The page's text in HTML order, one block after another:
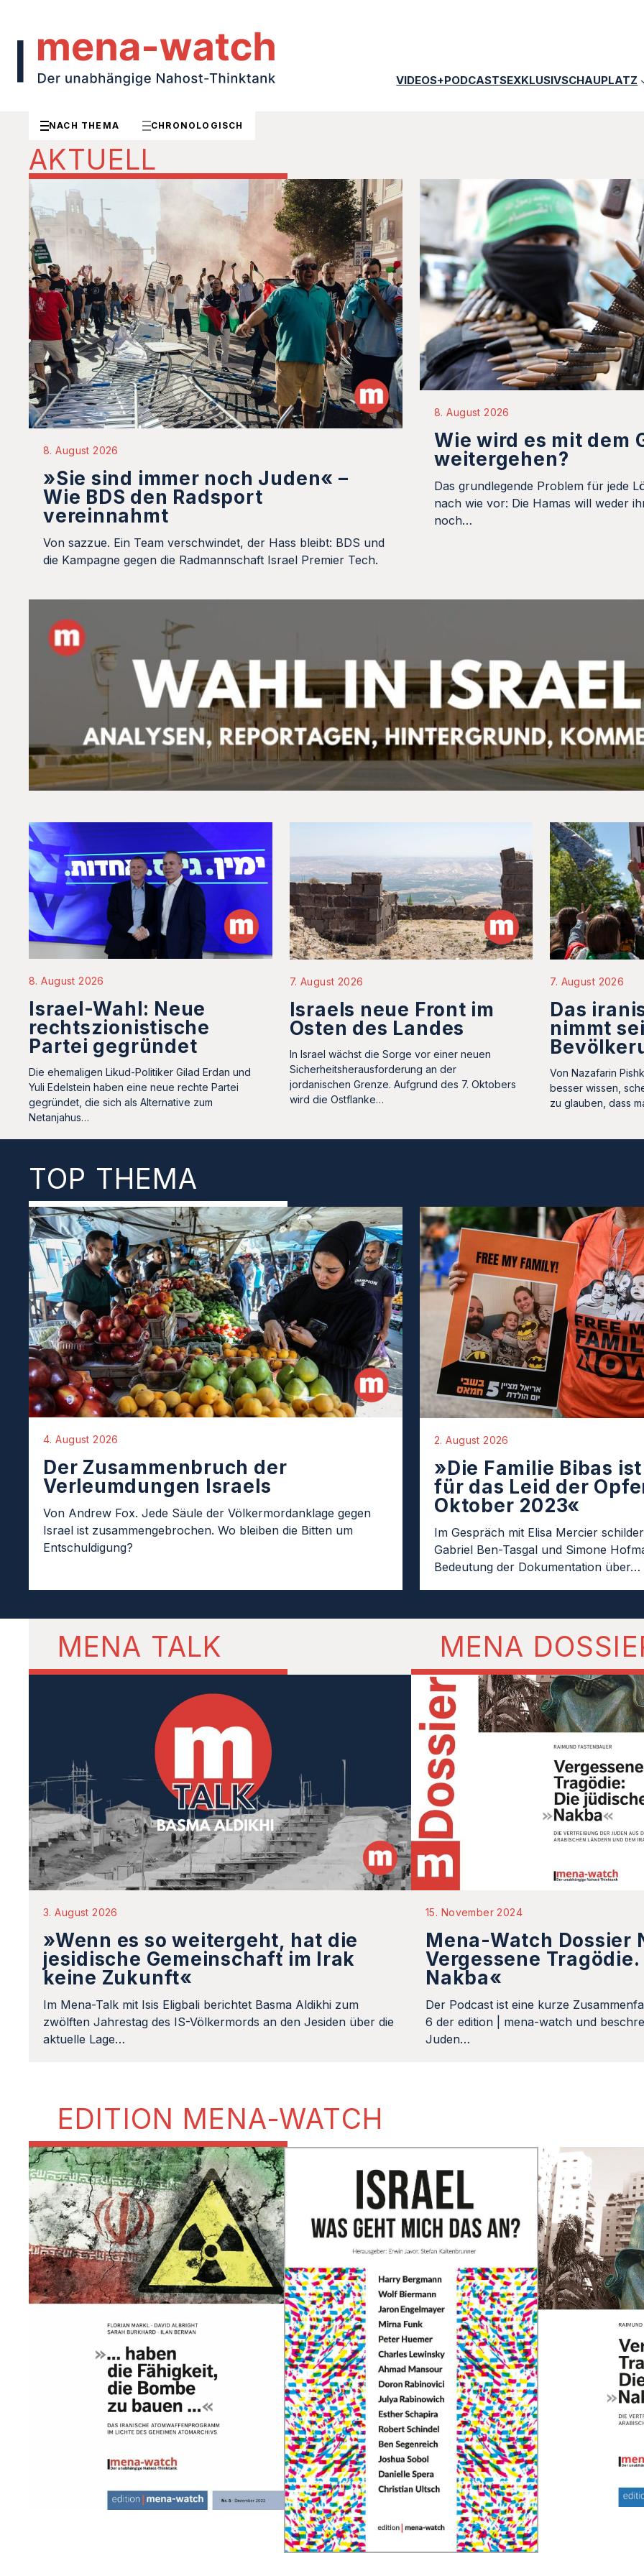
VIDEOS+PODCASTSEXKLUSIVSCHAUPLATZ
NACH THEMA CHRONOLOGISCH
AKTUELL
8. August 2026
»Sie sind immer noch Juden« –
Wie BDS den Radsport
vereinnahmt
Von sazzue. Ein Team verschwindet, der Hass bleibt: BDS und
die Kampagne gegen die Radmannschaft Israel Premier Tech.
8. August 2026
Wie wird es mit dem
weitergehen?
Das grundlegende Problem für jede
nach wie vor: Die Hamas will weder
noch…
8. August 2026
Israel-Wahl: Neue
rechtszionistische
Partei gegründet
Die ehemaligen Likud-Politiker Gilad Erdan und
Yuli Edelstein haben eine neue rechte Partei
gegründet, die sich als Alternative zum
Netanjahus…
7. August 2026
Israels neue Front im
Osten des Landes
In Israel wächst die Sorge vor einer neuen
Sicherheitsherausforderung an der
jordanischen Grenze. Aufgrund des 7. Oktobers
wird die Ostflanke…
7. August 2026
Das
nimmt
Von Nazafarin
besser wissen,
zu glauben, dass
TOP THEMA
4. August 2026
Der Zusammenbruch der
Verleumdungen Israels
Von Andrew Fox. Jede Säule der Völkermordanklage gegen
Israel ist zusammengebrochen. Wo bleiben die Bitten um
Entschuldigung?
2. August 2026
»Die Familie Bibas
für das Leid der
Oktober 2023«
Im Gespräch mit Elisa Mercier
Gabriel Ben-Tasgal und Simone
Bedeutung der Dokumentation über…
MENA TALK
3. August 2026
»Wenn es so weitergeht, hat die
jesidische Gemeinschaft im Irak
keine Zukunft«
Im Mena-Talk mit Isis Eligbali berichtet Basma Aldikhi zum
zwölften Jahrestag des IS-Völkermords an den Jesiden über die
aktuelle Lage…
MENA
15. November 2024
Mena-Watch Dossier
Vergessene
Nakba«
Der Podcast ist eine kurze
6 der edition | mena-watch und
Juden…
EDITION MENA-WATCH